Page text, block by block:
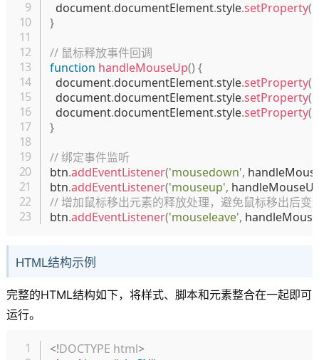
  document
.documentElement.style.setProperty(
}
// 鼠标释放事件回调
function handleMouseUp() {
  document
.documentElement.style.setProperty(
  document
.documentElement.style.setProperty(
  document
.documentElement.style.setProperty(
}
// 绑定事件监听
btn.addEventListener('mousedown',
btn.addEventListener('mouseup',
// 增加鼠标移出元素的释放处理，避免鼠标移出后变
btn.addEventListener('mouseleave',
HTML结构示例
完整的HTML结构如下，将样式、脚本和元素整合在一起即可
运行。
<!DOCTYPE html>